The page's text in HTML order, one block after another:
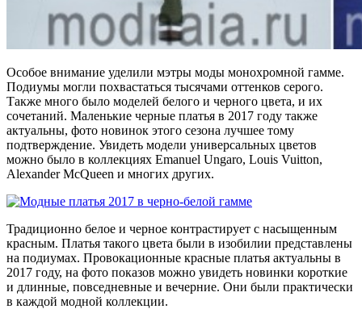
Особое внимание уделили мэтры моды монохромной гамме.
Подиумы могли похвастаться тысячами оттенков серого.
Также много было моделей белого и черного цвета, и их
сочетаний. Маленькие черные платья в 2017 году также
актуальны, фото новинок этого сезона лучшее тому
подтверждение. Увидеть модели универсальных цветов
можно было в коллекциях Emanuel Ungaro, Louis Vuitton,
Alexander McQueen и многих других.
Традиционно белое и черное контрастирует с насыщенным
красным. Платья такого цвета были в изобилии представлены
на подиумах. Провокационные красные платья актуальны в
2017 году, на фото показов можно увидеть новинки короткие
и длинные, повседневные и вечерние. Они были практически
в каждой модной коллекции.